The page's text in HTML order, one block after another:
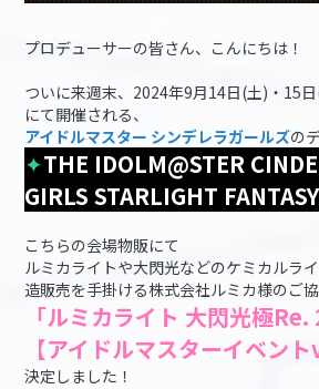
プロデューサーの皆さん、こんにちは！
ついに来週末、2024年9月14日(土)・15
にて開催される、
アイドルマスター シンデレラガールズの
✦THE IDOLM@STER
GIRLS STARLIGHT FANTASY
こちらの会場物販にて
ルミカライトや大閃光などのケミカルラ
造販売を手掛ける株式会社ルミカ様のご協
「ルミカライト 大閃光極
【アイドルマスターイベント
決定しました！